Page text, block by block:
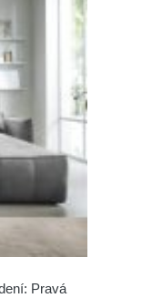
Pravá